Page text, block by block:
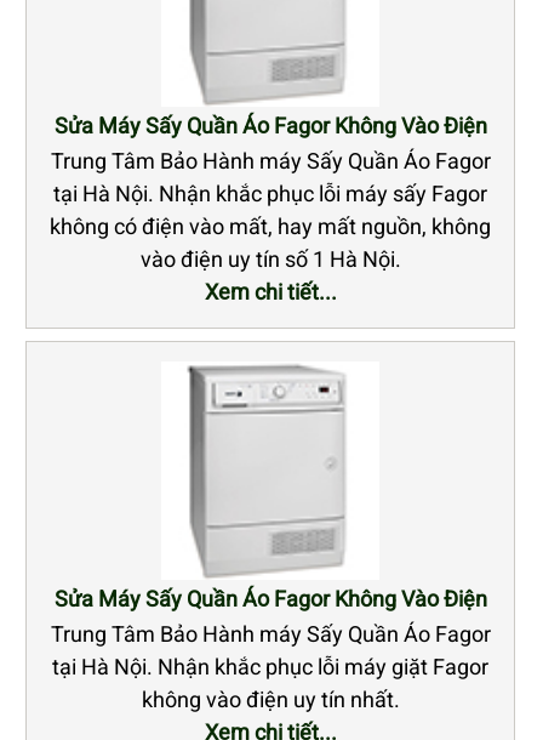
Sửa Máy Sấy Quần Áo Fagor Không Vào Điện
Trung Tâm Bảo Hành máy Sấy Quần Áo Fagor
tại Hà Nội. Nhận khắc phục lỗi máy sấy Fagor
không có điện vào mất, hay mất nguồn, không
vào điện uy tín số 1 Hà Nội.
Xem chi tiết...
Sửa Máy Sấy Quần Áo Fagor Không Vào Điện
Trung Tâm Bảo Hành máy Sấy Quần Áo Fagor
tại Hà Nội. Nhận khắc phục lỗi máy giặt Fagor
không vào điện uy tín nhất.
Xem chi tiết...